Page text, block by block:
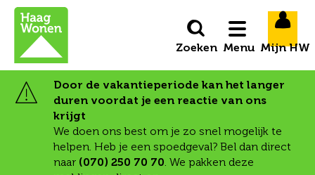
Naar hoofdinhoud
Naar hoofdnavigatiemenu
Naar zoeken
Naar de homepage
Ga naar Hoofd
Menu
Door de vakantieperiode kan het langer
duren voordat je een reactie van ons
krijgt
We doen ons best om je zo snel mogelijk te
helpen. Heb je een spoedgeval? Bel dan direct
naar (070) 250 70 70. We pakken deze